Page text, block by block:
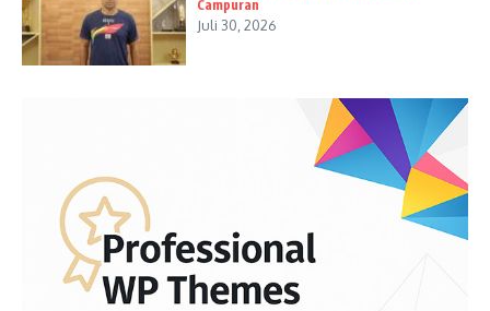
Campuran
Juli 30, 2026